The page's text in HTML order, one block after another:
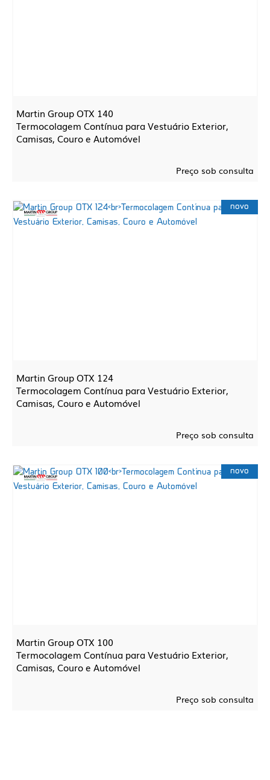
Martin Group OTX 140
Termocolagem Contínua para Vestuário Exterior,
Camisas, Couro e Automóvel
Preço sob consulta
novo
Martin Group OTX 124
Termocolagem Contínua para Vestuário Exterior,
Camisas, Couro e Automóvel
Preço sob consulta
novo
Martin Group OTX 100
Termocolagem Contínua para Vestuário Exterior,
Camisas, Couro e Automóvel
Preço sob consulta